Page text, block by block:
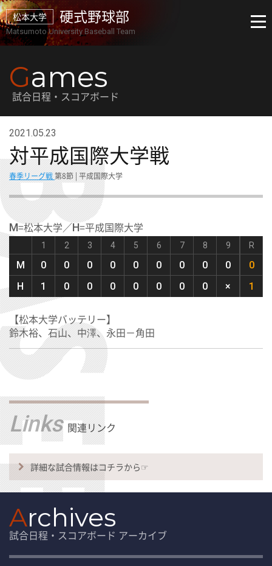
松本大学 硬式野球部
Matsumoto University Baseball Team
Games
試合日程・スコアボード
2021.05.23
対平成国際大学戦
春季リーグ戦第8節 | 平成国際大学
M=松本大学／H=平成国際大学
M
H
1
0
1
2
0
0
3
0
0
4
0
0
5
0
0
6
0
0
7
0
0
8
0
0
9
0
×
R
0
1
【松本大学バッテリー】
鈴木裕、石山、中澤、永田－角田
Links 関連リンク
詳細な試合情報はコチラから☞
Archives
試合日程・スコアボード アーカイブ